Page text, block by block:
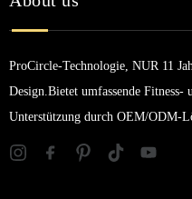
ProCircle-Technologie, NUR 11
Design.Bietet umfassende
Unterstützung durch OEM/ODM-